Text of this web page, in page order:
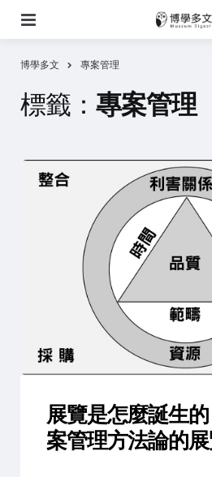
博學多文 專案管理
標籤： 專案管理
展覽是怎麼誕生
案管理方法論的